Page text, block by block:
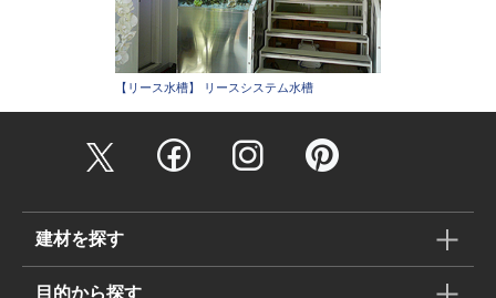
【リース水槽】 リースシステム水槽
建材を探す
目的から探す